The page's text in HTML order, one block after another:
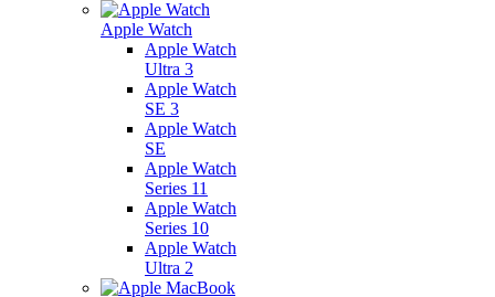
Apple Watch
Apple Watch
Ultra 3
Apple Watch
SE 3
Apple Watch
SE
Apple Watch
Series 11
Apple Watch
Series 10
Apple Watch
Ultra 2